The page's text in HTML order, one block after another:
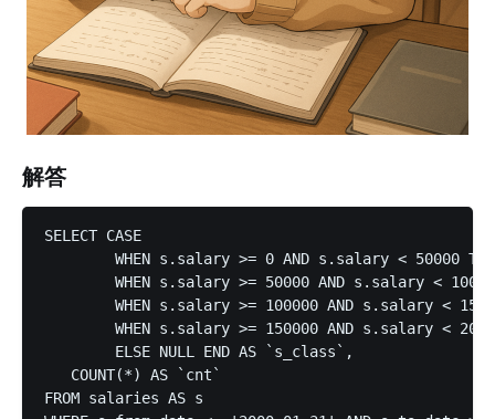
解答
SELECT CASE
   COUNT(*) AS `cnt`
FROM salaries AS s